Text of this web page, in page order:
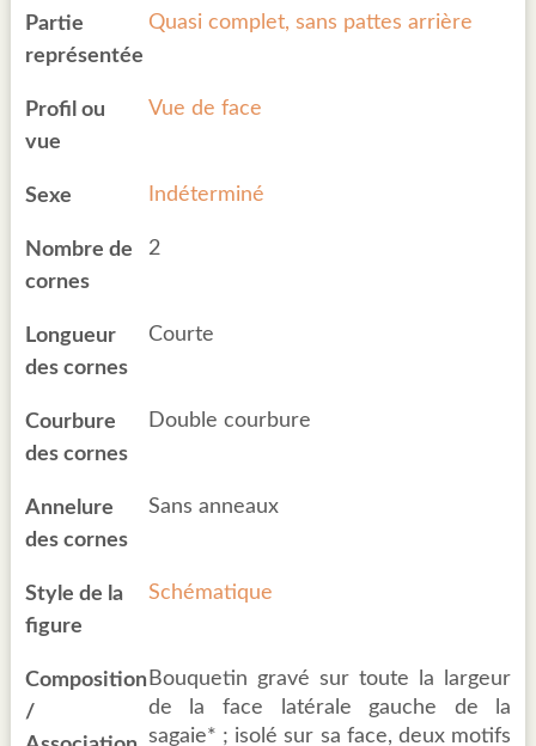
Partie
représentée
Quasi complet, sans pattes arrière
Profil ou
vue
Vue de face
Sexe Indéterminé
Nombre de
cornes
2
Longueur
des cornes
Courte
Courbure
des cornes
Double courbure
Annelure
des cornes
Sans anneaux
Style de la
figure
Schématique
Composition
/
Bouquetin gravé sur toute la largeur
de la face latérale gauche de la
sagaie* ; isolé sur sa face, deux motifs